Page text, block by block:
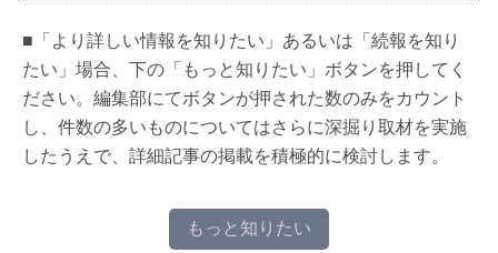
■「より詳しい情報を知りたい」あるいは「続報を知り
たい」場合、下の「もっと知りたい」ボタンを押してく
ださい。編集部にてボタンが押された数のみをカウント
し、件数の多いものについてはさらに深掘り取材を実施
したうえで、詳細記事の掲載を積極的に検討します。
もっと知りたい